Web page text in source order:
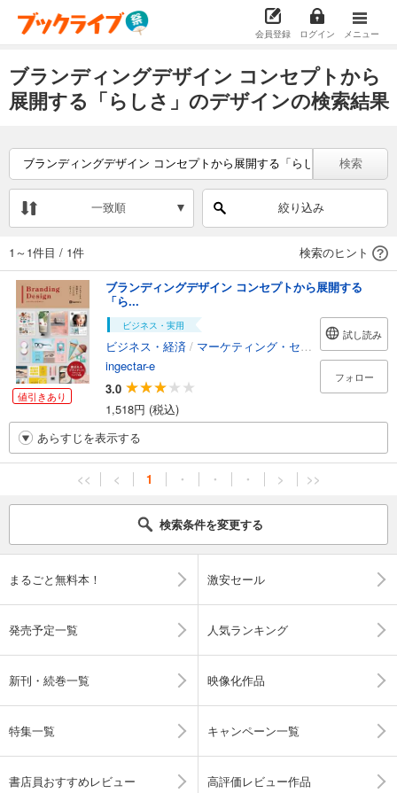
会員登録 ログイン メニュー
ブランディングデザイン コンセプトから
展開する「らしさ」のデザインの検索結果
検索
一致順 絞り込み
1～1件目 / 1件 検索のヒント
値引きあり
ブランディングデザイン コンセプトから展開する
「ら...
ビジネス・実用
ビジネス・経済 / マーケティング・セールス
ingectar-e
3.0
1,518円 (税込)
試し読み
フォロー
あらすじを表示する
<< < 1 ・ ・ ・ > >>
検索条件を変更する
まるごと無料本！ 激安セール
発売予定一覧 人気ランキング
新刊・続巻一覧 映像化作品
特集一覧 キャンペーン一覧
書店員おすすめレビュー 高評価レビュー作品